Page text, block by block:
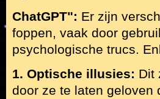
ChatGPT": Er zijn
foppen, vaak door
psychologische trucs.
1. Optische illusies: Dit
door ze te laten geloven